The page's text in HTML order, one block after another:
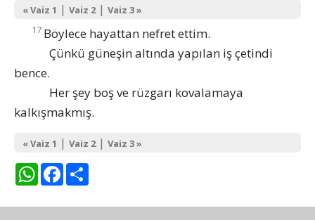
« Vaiz 1 | Vaiz 2| Vaiz 3 »
17 Böylece hayattan nefret ettim.
Çünkü güneşin altında yapılan iş çetindi
bence.
Her şey boş ve rüzgarı kovalamaya
kalkışmakmış.
« Vaiz 1 | Vaiz 2| Vaiz 3 »
WhatsAppFacebook